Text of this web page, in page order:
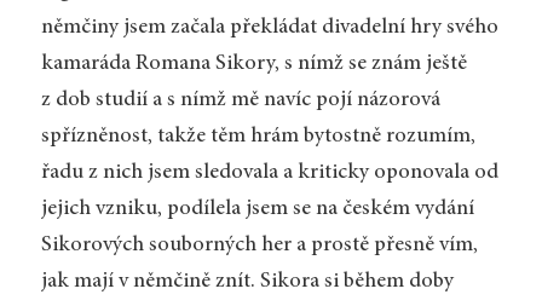
němčiny jsem začala překládat divadelní hry svého
kamaráda Romana Sikory, s nímž se znám ještě
z dob studií a s nímž mě navíc pojí názorová
spřízněnost, takže těm hrám bytostně rozumím,
řadu z nich jsem sledovala a kriticky oponovala od
jejich vzniku, podílela jsem se na českém vydání
Sikorových souborných her a prostě přesně vím,
jak mají v němčině znít. Sikora si během doby